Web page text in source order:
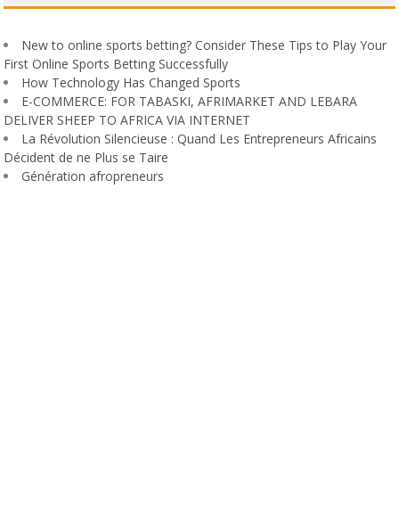
New to online sports betting? Consider These Tips to Play Your
First Online Sports Betting Successfully
How Technology Has Changed Sports
E-COMMERCE: FOR TABASKI, AFRIMARKET AND LEBARA
DELIVER SHEEP TO AFRICA VIA INTERNET
La Révolution Silencieuse : Quand Les Entrepreneurs Africains
Décident de ne Plus se Taire
Génération afropreneurs